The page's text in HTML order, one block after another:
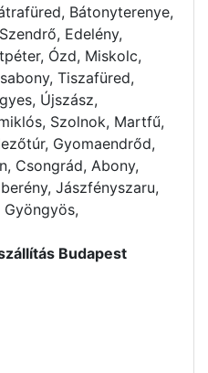
Bátonyterenye,
Edelény,
Ózd, Miskolc,
Tiszafüred,
Újszász,
Szolnok, Martfű,
Gyomaendrőd,
Csongrád, Abony,
Jászfényszaru,
Budapest